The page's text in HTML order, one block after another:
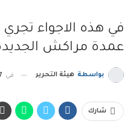
في هذه الاجواء
عمدة مراكش
بواسطة هيئة التحرير في 17
شارك